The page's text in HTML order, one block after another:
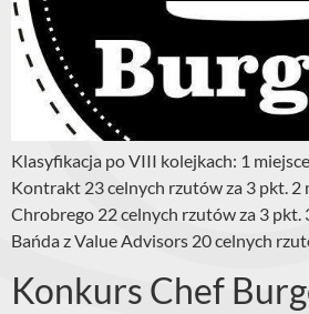
Klasyfikacja po VIII kolejkach: 1
Kontrakt 23 celnych rzutów za 3 pkt. 2
Chrobrego 22 celnych rzutów za 3 pkt.
Bańda z Value Advisors 20 celnych
Konkurs Chef